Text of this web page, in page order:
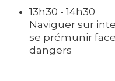
13h30 - 14h30
Naviguer sur
se prémunir
dangers